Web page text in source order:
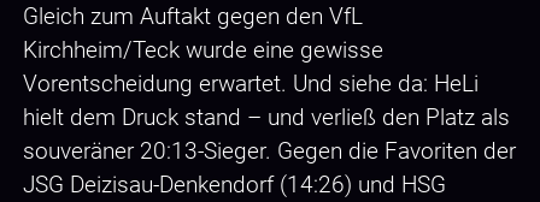
Gleich zum Auftakt gegen den VfL
Kirchheim/Teck wurde eine gewisse
Vorentscheidung erwartet. Und siehe da: HeLi
hielt dem Druck stand – und verließ den Platz als
souveräner 20:13-Sieger. Gegen die Favoriten der
JSG Deizisau-Denkendorf (14:26) und HSG